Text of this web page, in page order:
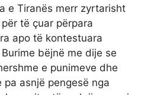
e Tiranës merr zyrtarisht
të çuar përpara
apo të kontestuara
bëjnë me dije se
e punimeve dhe
asnjë pengesë nga